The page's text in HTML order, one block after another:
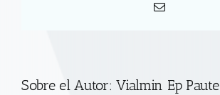
Correo
Sobre el Autor:Vialmin Ep Paute